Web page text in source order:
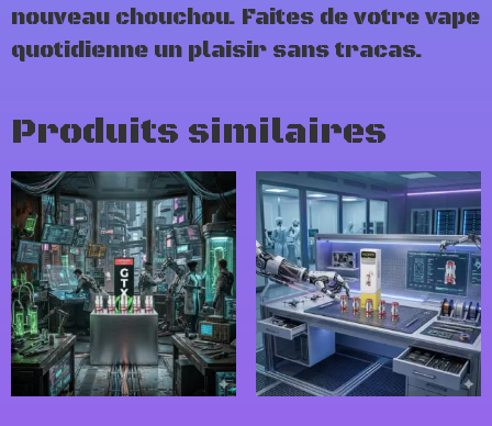
nouveau chouchou. Faites de votre vape
quotidienne un plaisir sans tracas.
Produits similaires